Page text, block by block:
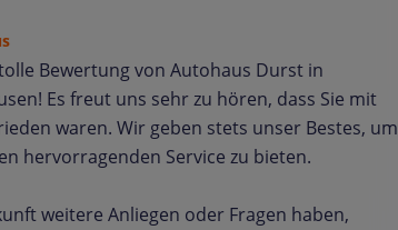
Bewertung von Autohaus Durst in
Es freut uns sehr zu hören, dass Sie mit
waren. Wir geben stets unser Bestes, um
hervorragenden Service zu bieten.
weitere Anliegen oder Fragen haben,